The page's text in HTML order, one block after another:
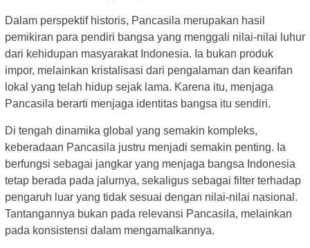
Dalam perspektif historis, Pancasila merupakan hasil
pemikiran para pendiri bangsa yang menggali nilai-nilai luhur
dari kehidupan masyarakat Indonesia. Ia bukan produk
impor, melainkan kristalisasi dari pengalaman dan kearifan
lokal yang telah hidup sejak lama. Karena itu, menjaga
Pancasila berarti menjaga identitas bangsa itu sendiri.
Di tengah dinamika global yang semakin kompleks,
keberadaan Pancasila justru menjadi semakin penting. Ia
berfungsi sebagai jangkar yang menjaga bangsa Indonesia
tetap berada pada jalurnya, sekaligus sebagai filter terhadap
pengaruh luar yang tidak sesuai dengan nilai-nilai nasional.
Tantangannya bukan pada relevansi Pancasila, melainkan
pada konsistensi dalam mengamalkannya.